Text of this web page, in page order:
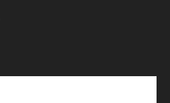
naturaleza de nuestro